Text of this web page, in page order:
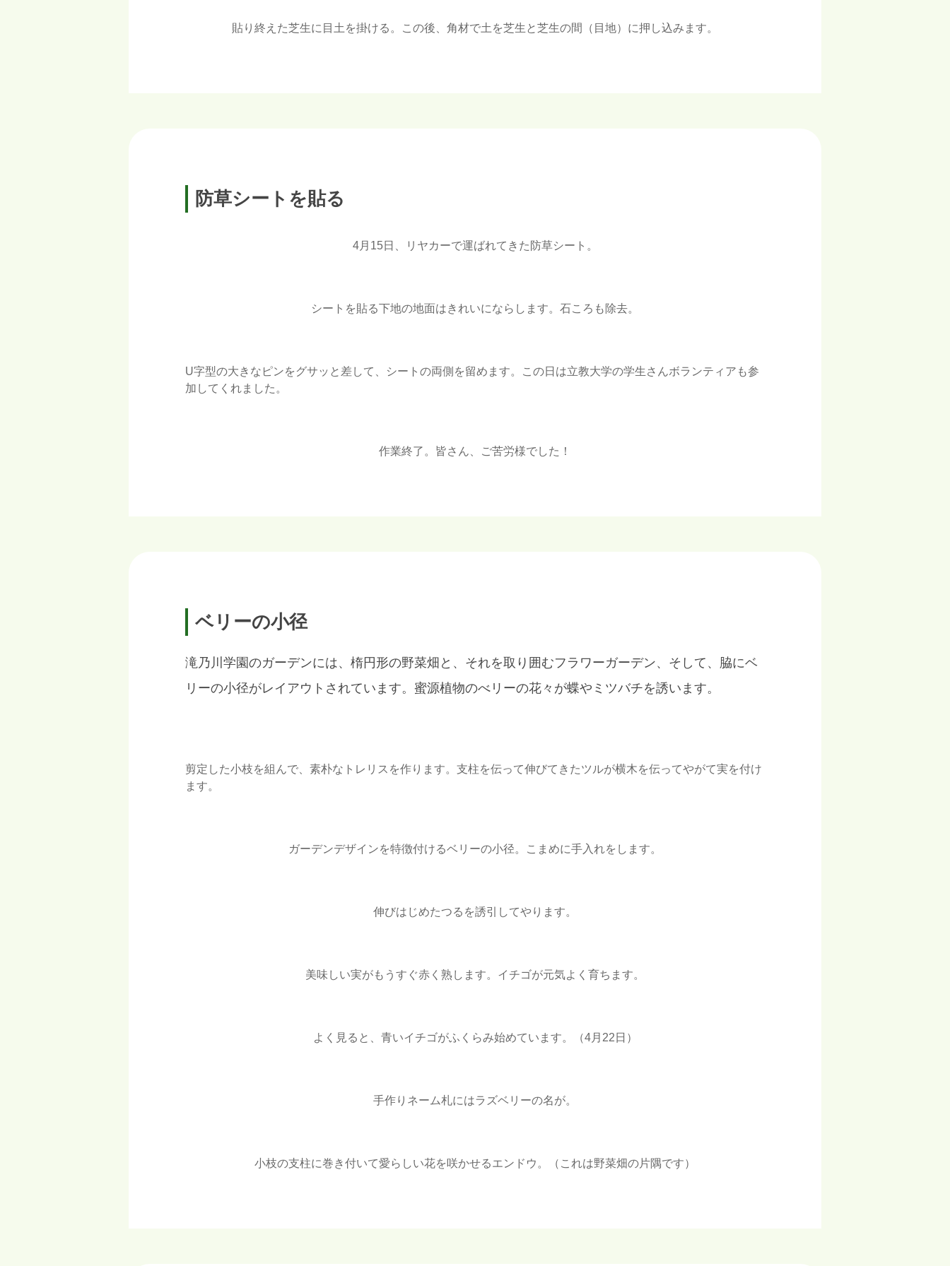
貼り終えた芝生に目土を掛ける。この後、角材で土を芝生と芝生の間（目地）に押し込みます。
防草シートを貼る
4月15日、リヤカーで運ばれてきた防草シート。
シートを貼る下地の地面はきれいにならします。石ころも除去。
U字型の大きなピンをグサッと差して、シートの両側を留めます。この日は立教大学の学生さんボランティアも参
加してくれました。
作業終了。皆さん、ご苦労様でした！
ベリーの小径
滝乃川学園のガーデンには、楕円形の野菜畑と、それを取り囲むフラワーガーデン、そして、脇にベ
リーの小径がレイアウトされています。蜜源植物のべリーの花々が蝶やミツバチを誘います。
剪定した小枝を組んで、素朴なトレリスを作ります。支柱を伝って伸びてきたツルが横木を伝ってやがて実を付け
ます。
ガーデンデザインを特徴付けるベリーの小径。こまめに手入れをします。
伸びはじめたつるを誘引してやります。
美味しい実がもうすぐ赤く熟します。イチゴが元気よく育ちます。
よく見ると、青いイチゴがふくらみ始めています。（4月22日）
手作りネーム札にはラズベリーの名が。
小枝の支柱に巻き付いて愛らしい花を咲かせるエンドウ。（これは野菜畑の片隅です）